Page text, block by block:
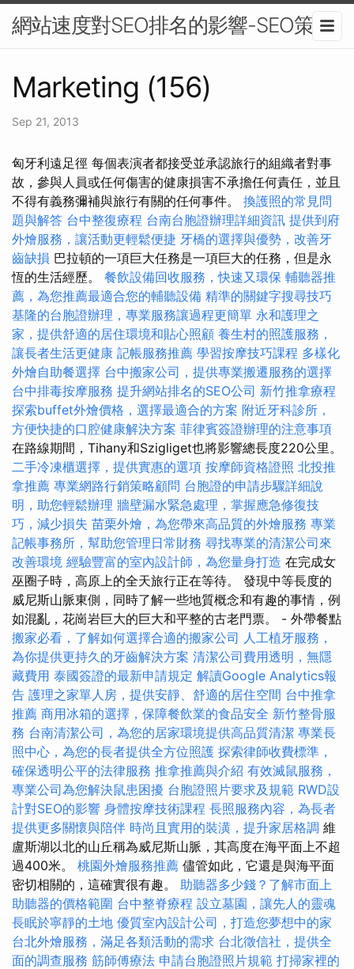
網站速度對SEO排名的影響-SEO策略
Marketing (156)
Sep 21, 2013
匈牙利遠足徑 每個表演者都接受並承認旅行的組織者對事
故，參與人員或任何傷害的健康損害不承擔任何責任，並且
不得有義務彌補與旅行有關的任何事件。 換護照的常見問
題與解答 台中整復療程 台南台胞證辦理詳細資訊 提供到府
外燴服務，讓活動更輕鬆便捷 牙橋的選擇與優勢，改善牙
齒缺損 巴拉頓的一項巨大任務是一項巨大的任務，但是永
恆的生活經歷。 餐飲設備回收服務，快速又環保 輔聽器推
薦，為您推薦最適合您的輔聽設備 精準的關鍵字搜尋技巧
基隆的台胞證辦理，專業服務讓過程更簡單 永和護理之
家，提供舒適的居住環境和貼心照顧 養生村的照護服務，
讓長者生活更健康 記帳服務推薦 學習按摩技巧課程 多樣化
外燴自助餐選擇 台中搬家公司，提供專業搬遷服務的選擇
台中排毒按摩服務 提升網站排名的SEO公司 新竹推拿療程
探索buffet外燴價格，選擇最適合的方案 附近牙科診所，
方便快捷的口腔健康解決方案 菲律賓簽證辦理的注意事項
在路線期間，Tihany和Szigliget也將影響總長度220公里。
二手冷凍櫃選擇，提供實惠的選項 按摩師資格證照 北投推
拿推薦 專業網路行銷策略顧問 台胞證的申請步驟詳細說
明，助您輕鬆辦理 牆壁漏水緊急處理，掌握應急修復技
巧，減少損失 苗栗外燴，為您帶來高品質的外燴服務 專業
記帳事務所，幫助您管理日常財務 尋找專業的清潔公司來
改善環境 經驗豐富的室內設計師，為您量身打造 在完成女
巫圈子時，高原上的全天旅行正在等待。 發現中等長度的
威​​尼斯山脈東側，同時了解一些地質概念和有趣的事情，例
如混亂，花崗岩巨大的巨大和平整的古老門票。 - 外帶餐點
搬家必看，了解如何選擇合適的搬家公司 人工植牙服務，
為你提供更持久的牙齒解決方案 清潔公司費用透明，無隱
藏費用 泰國簽證的最新申請規定 解讀Google Analytics報
告 護理之家單人房，提供安靜、舒適的居住空間 台中推拿
推薦 商用冰箱的選擇，保障餐飲業的食品安全 新竹整骨服
務 台南清潔公司，為您的居家環境提供高品質清潔 專業長
照中心，為您的長者提供全方位照護 探索律師收費標準，
確保透明公平的法律服務 推拿推薦與介紹 有效滅鼠服務，
專業公司為您解決鼠患困擾 台胞證照片要求及規範 RWD設
計對SEO的影響 身體按摩技術課程 長照服務內容，為長者
提供更多關懷與陪伴 時尚且實用的裝潢，提升家居格調 維
盧斯湖以北的山丘稱為威尼斯山脈，其高度在海平面上不超
過400米。 桃園外燴服務推薦 儘管如此，它還是與海平面
密切相關的，這確實很有趣。 助聽器多少錢？了解市面上
助聽器的價格範圍 台中整脊療程 設立墓園，讓先人的靈魂
長眠於寧靜的土地 優質室內設計公司，打造您夢想中的家
台北外燴服務，滿足各類活動的需求 台北徵信社，提供全
面的調查服務 筋師傅療法 申請台胞證照片規範 打掃家裡的